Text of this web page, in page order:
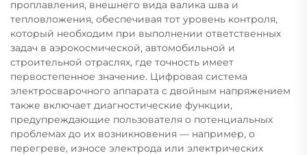
проплавления, внешнего вида валика шва и
тепловложения, обеспечивая тот уровень контроля,
который необходим при выполнении ответственных
задач в аэрокосмической, автомобильной и
строительной отраслях, где точность имеет
первостепенное значение. Цифровая система
электросварочного аппарата с двойным напряжением
также включает диагностические функции,
предупреждающие пользователя о потенциальных
проблемах до их возникновения — например, о
перегреве, износе электрода или электрических